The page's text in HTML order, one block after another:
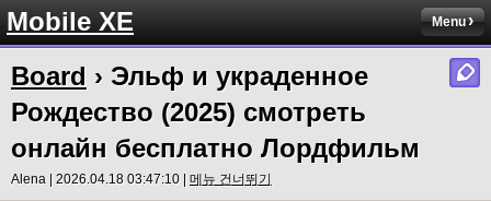
Mobile XE Menu
Board › Эльф и украденное
Рождество (2025) смотреть
онлайн бесплатно Лордфильм
Alena | 2026.04.18 03:47:10 | 메뉴 건너뛰기